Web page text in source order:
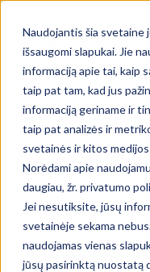
Naudojantis šia svetaine
išsaugomi slapukai. Jie
informaciją apie tai, kaip
taip pat tam, kad jus
informaciją geriname ir
taip pat analizės ir
svetainės ir kitos
Norėdami apie
daugiau, žr. privatumo
Jei nesutiksite, jūsų
svetainėje sekama
naudojamas vienas
jūsų pasirinktą nuostatą
Prisijunkite prie
bendruomenės,
pasitelkiant
besimokantįjį